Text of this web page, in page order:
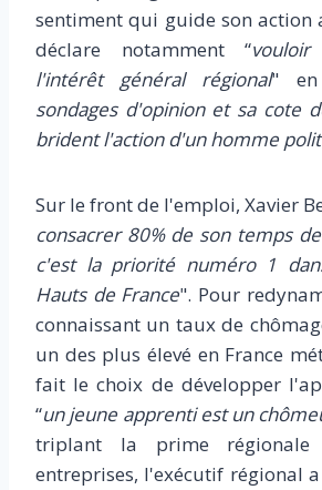
sentiment qui guide son
déclare notamment “
l'intérêt général régional"
sondages d'opinion et sa cote
brident l'action d'un homme
Sur le front de l'emploi, Xavier
consacrer 80% de son temps
c'est la priorité numéro 1
Hauts de France". Pour
connaissant un taux de
un des plus élevé en France
fait le choix de développer
“un jeune apprenti est un
triplant la prime régionale
entreprises, l'exécutif régional